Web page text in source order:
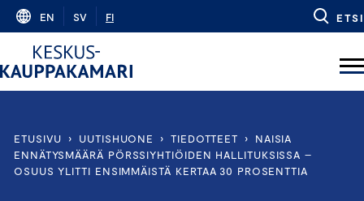
Skip
content
EN SV FI ETSI
ETUSIVU › UUTISHUONE › TIEDOTTEET ›
NAISIA
ENNÄTYSMÄÄRÄ PÖRSSIYHTIÖIDEN HALLITUKSISSA –
OSUUS YLITTI ENSIMMÄISTÄ KERTAA 30 PROSENTTIA